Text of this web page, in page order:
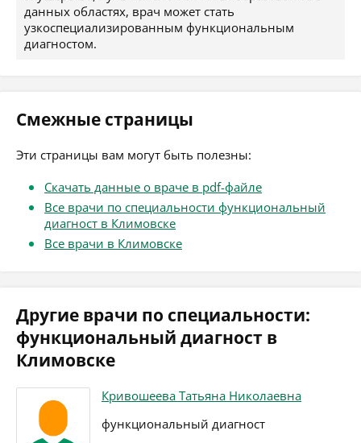
данных областях, врач может стать
узкоспециализированным функциональным
диагностом.
Смежные страницы
Эти страницы вам могут быть полезны:
Скачать данные о враче в pdf-файле
Все врачи по специальности функциональный
диагност в Климовске
Все врачи в Климовске
Другие врачи по специальности:
функциональный диагност в
Климовске
Кривошеева Татьяна Николаевна
функциональный диагност